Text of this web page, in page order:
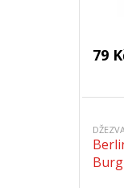
79